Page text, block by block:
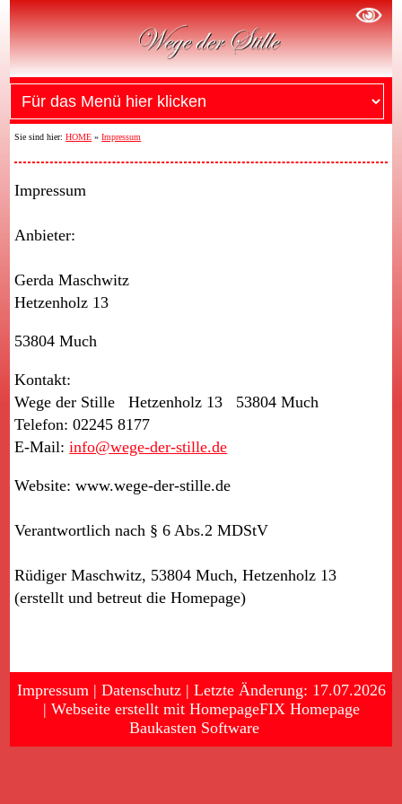
Sie sind hier:HOME »Impressum
Impressum
Anbieter:
Gerda Maschwitz
Hetzenholz 13
53804 Much
Kontakt:
Wege der Stille Hetzenholz 13 53804 Much
Telefon: 02245 8177
E-Mail:info@wege-der-stille.de
Website: www.wege-der-stille.de
Verantwortlich nach § 6 Abs.2 MDStV
Rüdiger Maschwitz, 53804 Much, Hetzenholz 13
(erstellt und betreut die Homepage)
Impressum | Datenschutz| Letzte Änderung: 17.07.2026
| Webseite erstellt mit HomepageFIX Homepage
Baukasten Software